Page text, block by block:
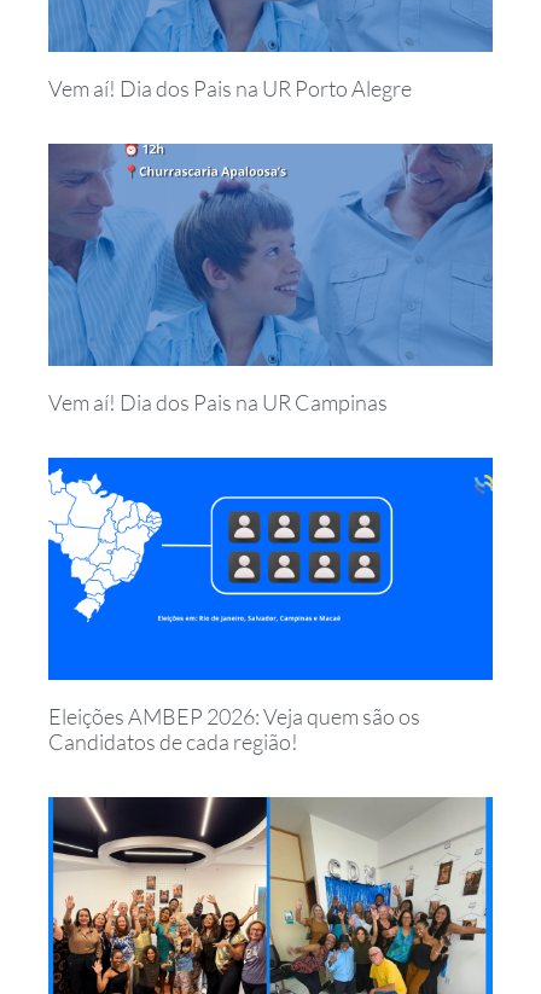
Vem aí! Dia dos Pais na UR Porto Alegre
Vem aí! Dia dos Pais na UR Campinas
Eleições AMBEP 2026: Veja quem são os
Candidatos de cada região!